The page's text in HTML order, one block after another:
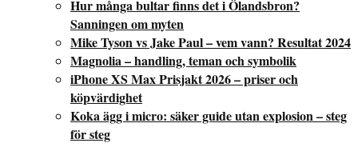
Hur många bultar finns det i Ölandsbron?
Sanningen om myten
Mike Tyson vs Jake Paul – vem vann? Resultat 2024
Magnolia – handling, teman och symbolik
iPhone XS Max Prisjakt 2026 – priser och
köpvärdighet
Koka ägg i micro: säker guide utan explosion – steg
för steg